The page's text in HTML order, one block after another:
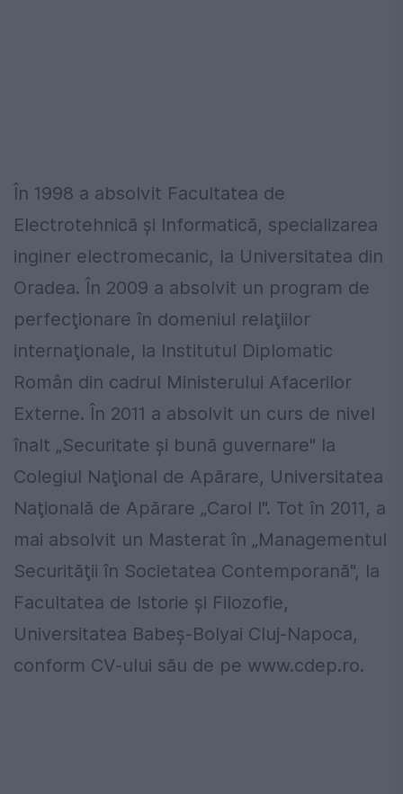
În 1998 a absolvit Facultatea de
Electrotehnică şi Informatică, specializarea
inginer electromecanic, la Universitatea din
Oradea. În 2009 a absolvit un program de
perfecţionare în domeniul relaţiilor
internaţionale, la Institutul Diplomatic
Român din cadrul Ministerului Afacerilor
Externe. În 2011 a absolvit un curs de nivel
înalt „Securitate şi bună guvernare" la
Colegiul Naţional de Apărare, Universitatea
Naţională de Apărare „Carol I". Tot în 2011, a
mai absolvit un Masterat în „Managementul
Securităţii în Societatea Contemporană", la
Facultatea de Istorie şi Filozofie,
Universitatea Babeş-Bolyai Cluj-Napoca,
conform CV-ului său de pe www.cdep.ro.